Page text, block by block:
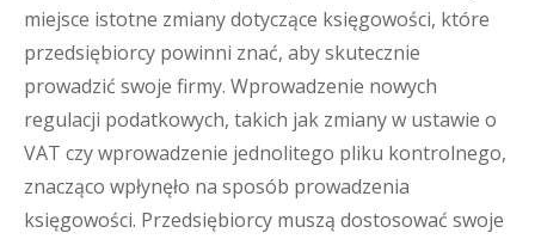
miejsce istotne zmiany dotyczące księgowości, które
przedsiębiorcy powinni znać, aby skutecznie
prowadzić swoje firmy. Wprowadzenie nowych
regulacji podatkowych, takich jak zmiany w ustawie o
VAT czy wprowadzenie jednolitego pliku kontrolnego,
znacząco wpłynęło na sposób prowadzenia
księgowości. Przedsiębiorcy muszą dostosować swoje